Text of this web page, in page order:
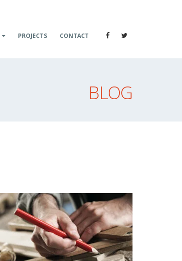
PROJECTS CONTACT
BLOG